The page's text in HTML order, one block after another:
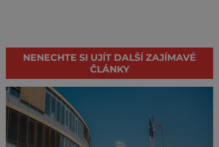
NENECHTE SI UJÍT DALŠÍ ZAJÍMAVÉ
ČLÁNKY